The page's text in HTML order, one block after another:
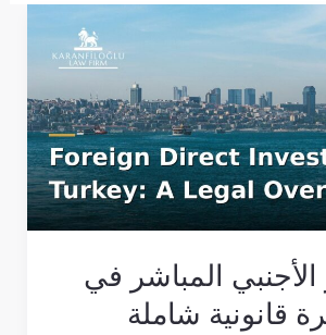
الأجنبي المباشر في
قانونية شاملة